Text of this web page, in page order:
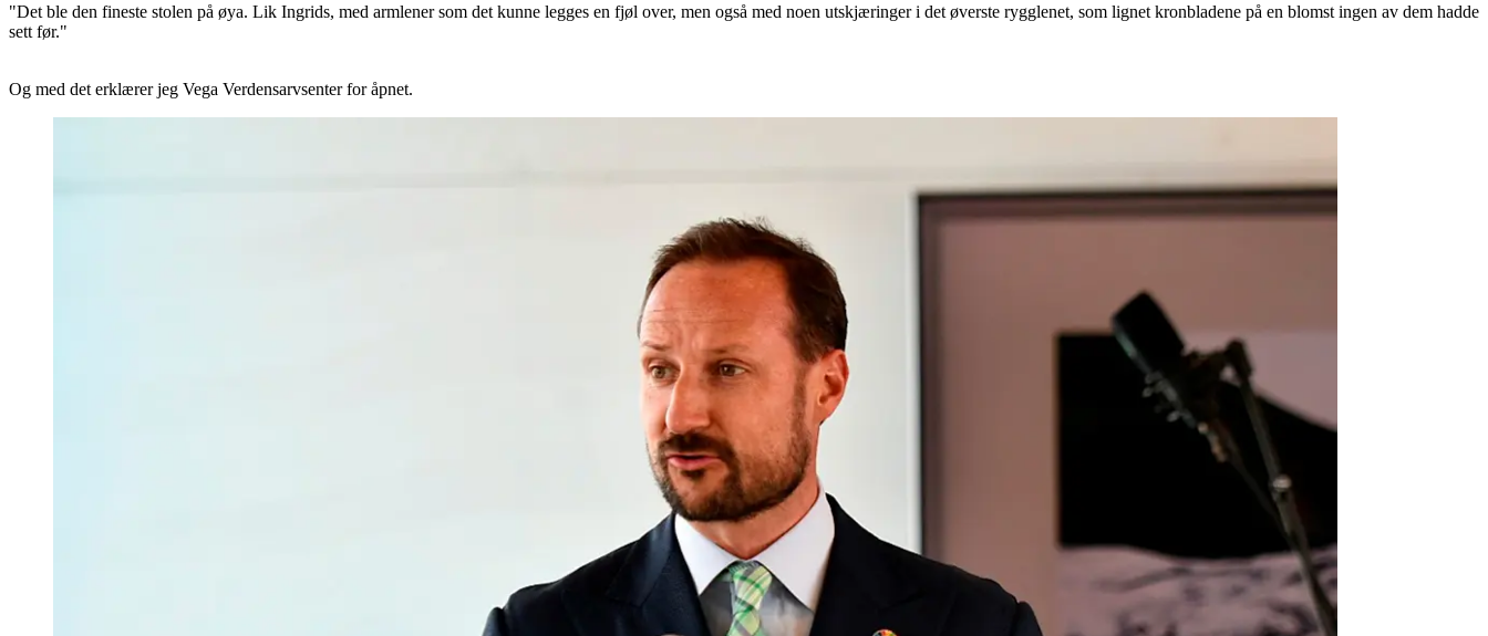
"Det ble den fineste stolen på øya. Lik Ingrids, med armlener som det kunne legges en fjøl over, men også med noen utskjæringer i det øverste rygglenet, som lignet kronbladene på en blomst ingen av dem hadde
sett før."
Og med det erklærer jeg Vega Verdensarvsenter for åpnet.